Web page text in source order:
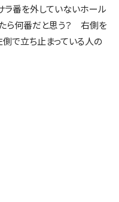
ラ番を外していないホール
ら何番だと思う？ 右側を
で立ち止まっている人の